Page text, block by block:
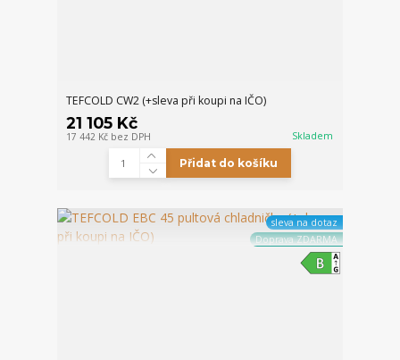
TEFCOLD CW2 (+sleva při koupi na IČO)
21 105 Kč
17 442 Kč bez DPH Skladem
Přidat do košíku
sleva na dotaz
Doprava ZDARMA